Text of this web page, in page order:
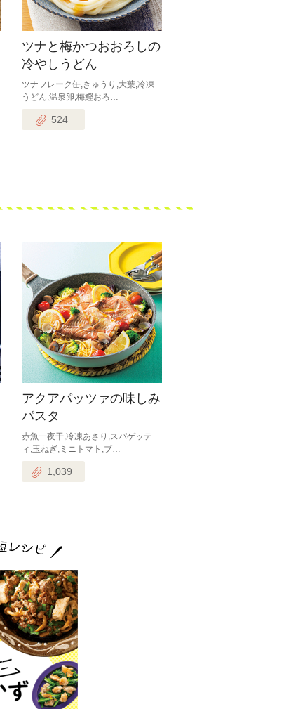
ツナと梅かつおおろしの
冷やしうどん
ツナフレーク缶,きゅうり,大葉,冷凍
うどん,温泉卵,梅鰹おろ…
524
アクアパッツァの味しみ
パスタ
赤魚一夜干,冷凍あさり,スパゲッテ
ィ,玉ねぎ,ミニトマト,ブ…
1,039